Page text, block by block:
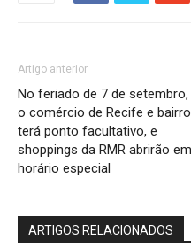
Artigo anterior
No feriado de 7 de setembro,
o comércio de Recife e
terá ponto facultativo, e
shoppings da RMR abrirão em
horário especial
ARTIGOS RELACIONADOS